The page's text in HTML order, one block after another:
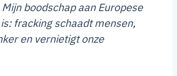
boodschap aan Europese
fracking schaadt mensen,
en vernietigt onze